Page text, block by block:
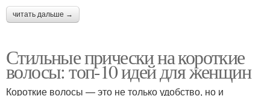
читать дальше →
Стильные прически на короткие
волосы: топ-10 идей для женщин
Короткие волосы — это не только удобство, но и